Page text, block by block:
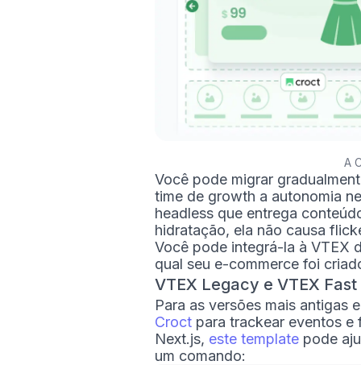
A
Você pode migrar
time de growth a autonomia
headless que entrega
hidratação, ela não causa
Você pode integrá-la à VTEX
qual seu e-commerce foi
VTEX Legacy e VTEX
Para as versões mais antigas
Croct para trackear eventos
Next.js, este template pode
um comando: